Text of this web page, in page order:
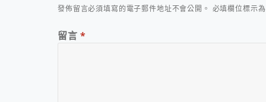
發佈留言必須填寫的電子郵件地址不會公開。 必填欄位標示
留言 *